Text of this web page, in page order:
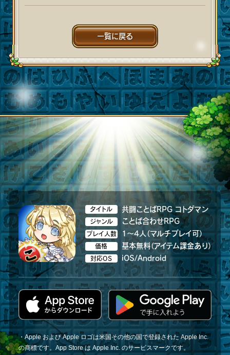
一覧に戻る
タイトル 共闘ことばRPG コトダマン
ジャンル ことば合わせRPG
プレイ人数 1～4人（マルチプレイ可）
価格 基本無料（アイテム課金あり）
対応OS iOS/Android
・Apple および Apple ロゴは米国その他の国で登録された Apple Inc.
の商標です。App Store は Apple Inc. のサービスマークです。